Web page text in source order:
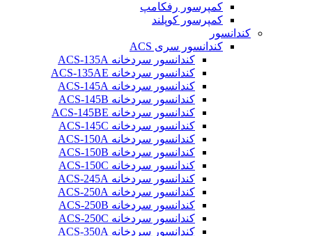
کمپرسور رفکامپ
کمپرسور کوپلند
کندانسور
کندانسور سری ACS
کندانسور سردخانه ACS-135A
کندانسور سردخانه ACS-135AE
کندانسور سردخانه ACS-145A
کندانسور سردخانه ACS-145B
کندانسور سردخانه ACS-145BE
کندانسور سردخانه ACS-145C
کندانسور سردخانه ACS-150A
کندانسور سردخانه ACS-150B
کندانسور سردخانه ACS-150C
کندانسور سردخانه ACS-245A
کندانسور سردخانه ACS-250A
کندانسور سردخانه ACS-250B
کندانسور سردخانه ACS-250C
کندانسور سردخانه ACS-350A